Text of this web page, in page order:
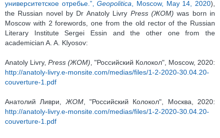
университетское отребье.”,Geopolitica , Moscow, May 14, 2020),
the Russian novel by Dr Anatoly Livry Press (ЖОМ) was born in
Moscow with 2 forewords, one from the old rector of the Russian
Literary Institute Sergei Essin and the other one from the
academician A. A. Klyosov:
Anatoly Livry, Press (ЖОМ) , "Российский Колокол", Moscow, 2020:
http://anatoly-livry.e-monsite.com/medias/files/1-2-2020-30.04.20-
couverture-1.pdf
Анатолий Ливри, ЖОМ, "Российский Колокол", Москва, 2020:
http://anatoly-livry.e-monsite.com/medias/files/1-2-2020-30.04.20-
couverture-1.pdf